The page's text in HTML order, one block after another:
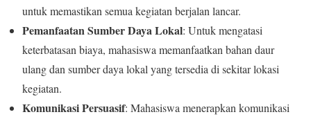
untuk memastikan semua kegiatan berjalan lancar.
Pemanfaatan Sumber Daya Lokal: Untuk mengatasi
keterbatasan biaya, mahasiswa memanfaatkan bahan daur
ulang dan sumber daya lokal yang tersedia di sekitar lokasi
kegiatan.
Komunikasi Persuasif: Mahasiswa menerapkan komunikasi